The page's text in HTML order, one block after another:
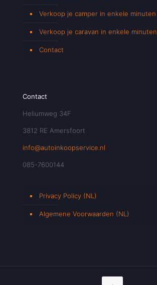
Verkoop je camper in enkele minuten
Verkoop je caravan in enkele minuten
Contact
Contact
Heliumweg 34F
3812 RE Amersfoort
info@autoinkoopservice.nl
085-7600144
Privacy Policy (NL)
Algemene Voorwaarden (NL)